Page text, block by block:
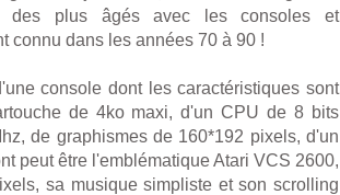
des plus âgés avec les consoles et
connu dans les années 70 à 90 !
console dont les caractéristiques sont
de 4ko maxi, d'un CPU de 8 bits
de graphismes de 160*192 pixels, d'un
peut être l'emblématique Atari VCS 2600,
sa musique simpliste et son scrolling